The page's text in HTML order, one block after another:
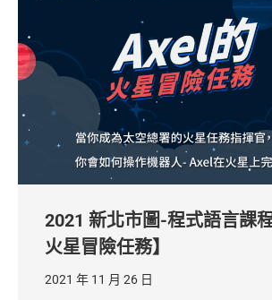
2021 新北市圖-程式語言課
火星冒險任務】
2021 年 11 月 26 日